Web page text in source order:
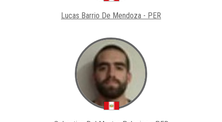
Lucas Barrio De Mendoza - PER